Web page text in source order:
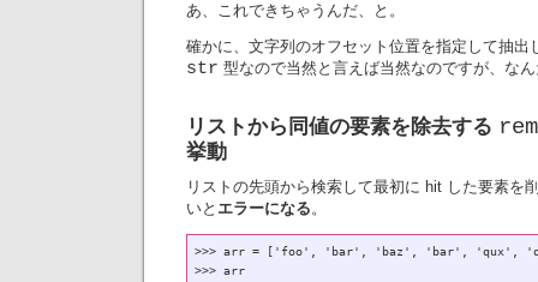
あ、これできちゃうんだ、と。
確かに、文字列のオフセット位置を指定して抽出
str 型なので当然と言えば当然なのですが、な
リストから同値の要素を除去する
挙動
リストの先頭から検索して最初に hit した要素を
いと エラーになる。
>>> arr = ['foo', 'bar', 'baz', 'bar', 'qux',
>>> arr